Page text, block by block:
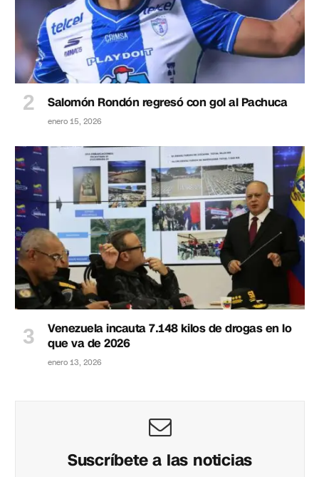
Salomón Rondón regresó con gol al Pachuca
enero 15, 2026
Venezuela incauta 7.148 kilos de drogas en lo
que va de 2026
enero 13, 2026
Suscríbete a las noticias